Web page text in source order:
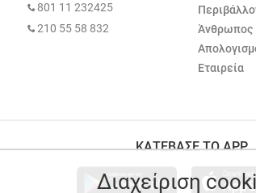
801 11 232425
210 55 58 832
Άνθρωπος
Εταιρεία
ΚΑΤΕΒΑΣΕ ΤΟ APP
Διαχείριση